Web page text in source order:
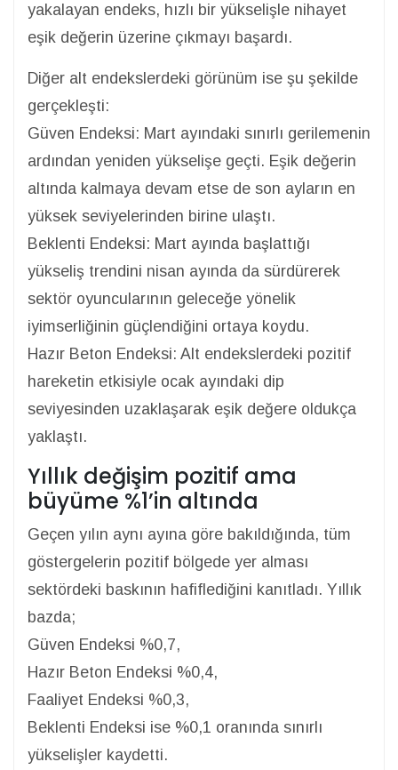
yakalayan endeks, hızlı bir yükselişle nihayet
eşik değerin üzerine çıkmayı başardı.
Diğer alt endekslerdeki görünüm ise şu şekilde
gerçekleşti:
Güven Endeksi: Mart ayındaki sınırlı gerilemenin
ardından yeniden yükselişe geçti. Eşik değerin
altında kalmaya devam etse de son ayların en
yüksek seviyelerinden birine ulaştı.
Beklenti Endeksi: Mart ayında başlattığı
yükseliş trendini nisan ayında da sürdürerek
sektör oyuncularının geleceğe yönelik
iyimserliğinin güçlendiğini ortaya koydu.
Hazır Beton Endeksi: Alt endekslerdeki pozitif
hareketin etkisiyle ocak ayındaki dip
seviyesinden uzaklaşarak eşik değere oldukça
yaklaştı.
Yıllık değişim pozitif ama
büyüme %1’in altında
Geçen yılın aynı ayına göre bakıldığında, tüm
göstergelerin pozitif bölgede yer alması
sektördeki baskının hafiflediğini kanıtladı. Yıllık
bazda;
Güven Endeksi %0,7,
Hazır Beton Endeksi %0,4,
Faaliyet Endeksi %0,3,
Beklenti Endeksi ise %0,1 oranında sınırlı
yükselişler kaydetti.